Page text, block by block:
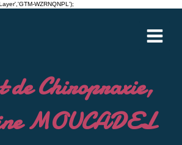
WZRNQNPL');
de Chiropraxie,
MOUCADEL